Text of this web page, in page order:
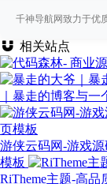
千神导航网致力于优
相关站点
｜暴走的博客与
游侠云码网-游戏
模板
RiTheme主题-高品